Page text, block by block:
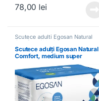
78,00 lei
Scutece adulti Egosan Natural
Comfort și Venixe
Scutece adulți Egosan Natural
Comfort, medium super